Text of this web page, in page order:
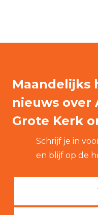
Maandelijks
nieuws over
Grote Kerk
Schrijf je in
en blijf op de